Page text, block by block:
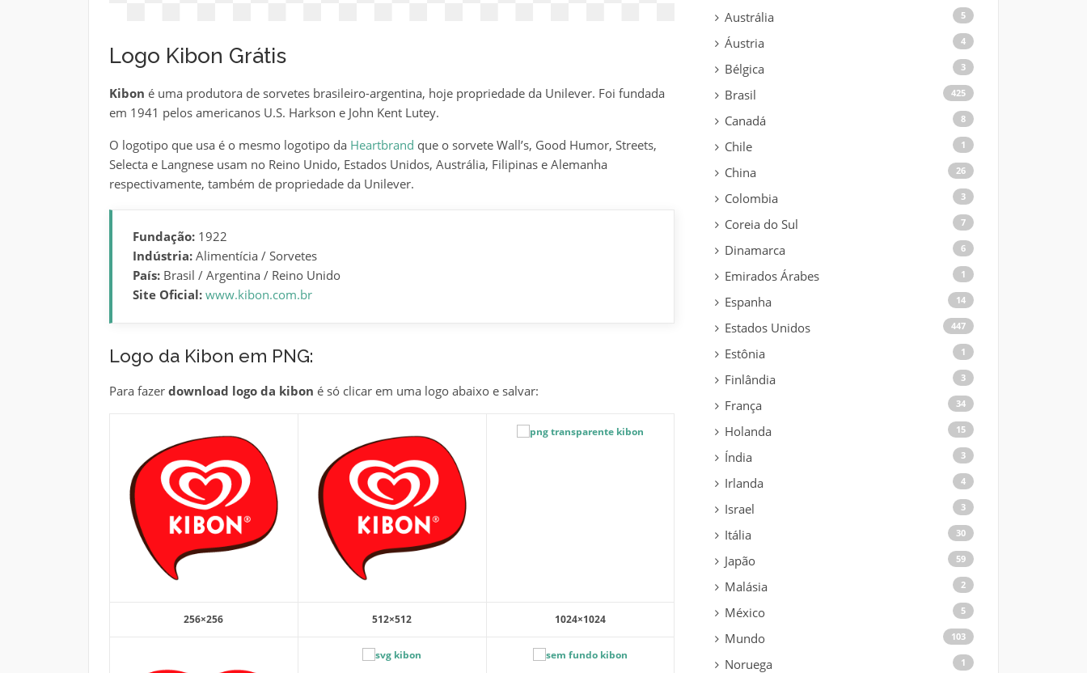
Logo Kibon Grátis
Kibon é uma produtora de sorvetes brasileiro-argentina, hoje propriedade da Unilever. Foi fundada
em 1941 pelos americanos U.S. Harkson e John Kent Lutey.
O logotipo que usa é o mesmo logotipo da Heartbrand que o sorvete Wall’s, Good Humor, Streets,
Selecta e Langnese usam no Reino Unido, Estados Unidos, Austrália, Filipinas e Alemanha
respectivamente, também de propriedade da Unilever.
Fundação:1922
Indústria:Alimentícia / Sorvetes
País:Brasil / Argentina / Reino Unido
Site Oficial: www.kibon.com.br
Logo da Kibon em PNG:
Para fazer download logo da kibon é só clicar em uma logo abaixo e salvar:
256×256 512×512 1024×1024
Austrália 5
Áustria 4
Bélgica 3
Brasil 425
Canadá 8
Chile 1
China 26
Colombia 3
Coreia do Sul 7
Dinamarca 6
Emirados Árabes 1
Espanha 14
Estados Unidos 447
Estônia 1
Finlândia 3
França 34
Holanda 15
Índia 3
Irlanda 4
Israel 3
Itália 30
Japão 59
Malásia 2
México 5
Mundo 103
Noruega 1